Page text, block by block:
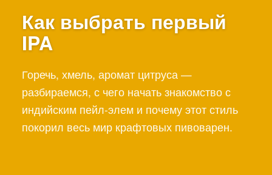
Как выбрать первый
IPA
Горечь, хмель, аромат цитруса —
разбираемся, с чего начать знакомство с
индийским пейл-элем и почему этот стиль
покорил весь мир крафтовых пивоварен.